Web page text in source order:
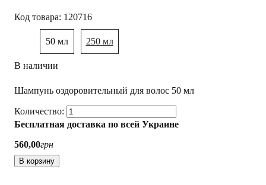
120716
50 мл 250 мл
В наличии
Шампунь оздоровительный для волос 50 мл
Бесплатная доставка по всей Украине
560,00грн
В корзину